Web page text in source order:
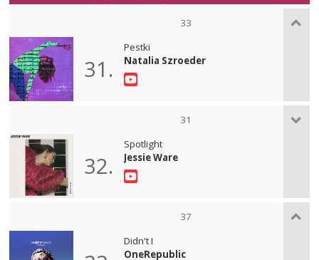
33
31.
Pestki
Natalia Szroeder
31
32.
Spotlight
Jessie Ware
37
Didn't I
OneRepublic